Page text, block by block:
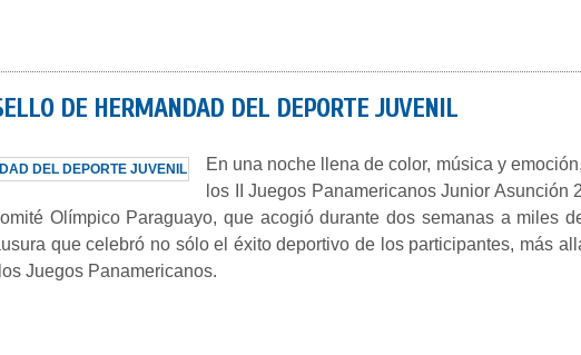
DE HERMANDAD DEL DEPORTE JUVENIL
En una noche llena de color, música y
los II Juegos Panamericanos Junior Asunción
Olímpico Paraguayo, que acogió durante dos semanas a miles
que celebró no sólo el éxito deportivo de los participantes, más
Juegos Panamericanos.